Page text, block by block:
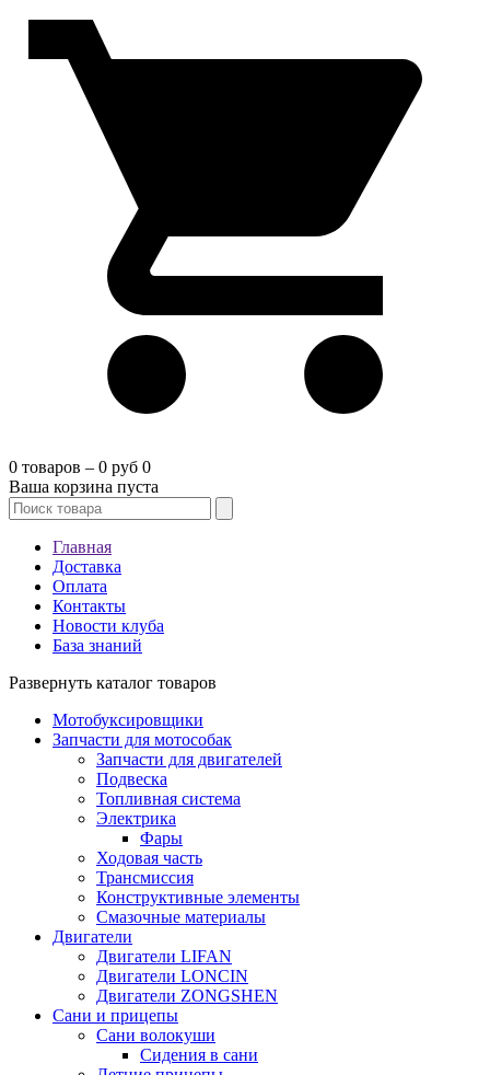
0 товаров – 0 руб 0
Ваша корзина пуста
Главная
Доставка
Оплата
Контакты
Новости клуба
База знаний
Развернуть каталог товаров
Мотобуксировщики
Запчасти для мотособак
Запчасти для двигателей
Подвеска
Топливная система
Электрика
Фары
Ходовая часть
Трансмиссия
Конструктивные элементы
Смазочные материалы
Двигатели
Двигатели LIFAN
Двигатели LONCIN
Двигатели ZONGSHEN
Сани и прицепы
Сани волокуши
Сидения в сани